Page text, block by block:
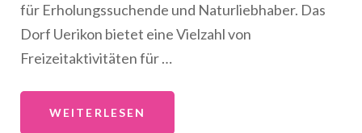
für Erholungssuchende und Naturliebhaber. Das
Dorf Uerikon bietet eine Vielzahl von
Freizeitaktivitäten für …
WEITERLESEN